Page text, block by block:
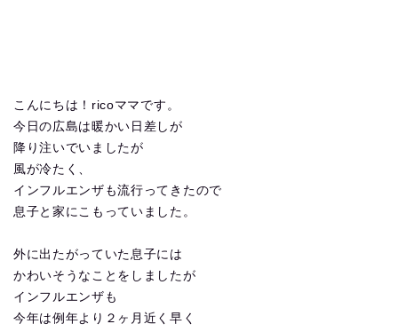
こんにちは！ricoママです。
今日の広島は暖かい日差しが
降り注いでいましたが
風が冷たく、
インフルエンザも流行ってきたので
息子と家にこもっていました。
外に出たがっていた息子には
かわいそうなことをしましたが
インフルエンザも
今年は例年より２ヶ月近く早く